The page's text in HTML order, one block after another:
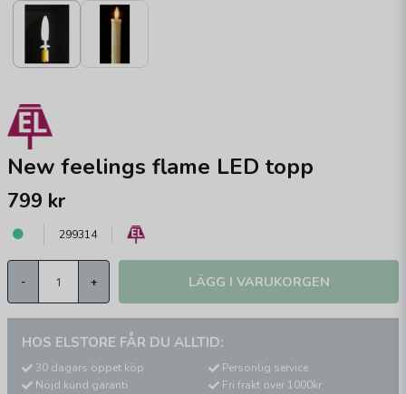
New feelings flame LED topp
799 kr
299314
- + LÄGG I VARUKORGEN
HOS ELSTORE FÅR DU ALLTID:
30 dagars öppet köp
Nöjd kund garanti
Personlig service
Fri frakt över 1000kr